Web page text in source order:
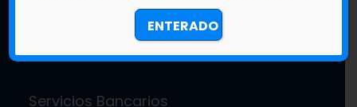
Crecimiento y transformación
Servicios Bancarios
ENTERADO